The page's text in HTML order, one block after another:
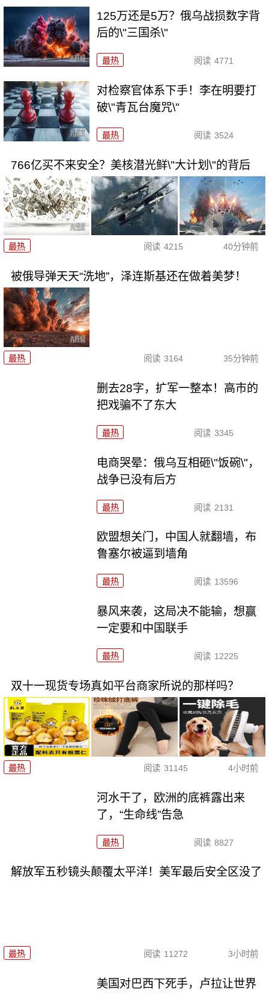
125万还是5万？俄乌战损数字背
后的\"三国杀\"
最热 阅读 4771
对检察官体系下手！李在明要打
破\"青瓦台魔咒\"
最热 阅读 3524
766亿买不来安全？美核潜光鲜\"大计划\"的背后
最热 阅读 4215 40分钟前
被俄导弹天天“洗地”，泽连斯基还在做着美梦！
最热 阅读 3164 35分钟前
删去28字，扩军一整本！高市的
把戏骗不了东大
最热 阅读 3345
电商哭晕：俄乌互相砸\"饭碗\"，
战争已没有后方
最热 阅读 2131
欧盟想关门，中国人就翻墙，布
鲁塞尔被逼到墙角
最热 阅读 13596
暴风来袭，这局决不能输，想赢
一定要和中国联手
最热 阅读 12225
双十一现货专场真如平台商家所说的那样吗？
最热 阅读 31145 4小时前
河水干了，欧洲的底裤露出来
了，“生命线”告急
最热 阅读 8827
解放军五秒镜头颠覆太平洋！美军最后安全区没了
最热 阅读 11272 3小时前
美国对巴西下死手，卢拉让世界